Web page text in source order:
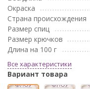
Окраска
Страна происхождения
Размер спиц
Размер крючков
Длина на 100 г
Все характеристики
Вариант товара